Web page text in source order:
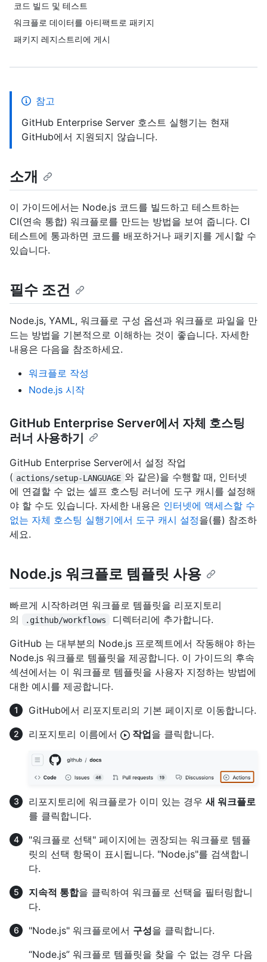
코드 빌드 및 테스트
워크플로 데이터를 아티팩트로 패키지
패키지 레지스트리에 게시
참고
GitHub Enterprise Server 호스트 실행기는 현재
GitHub에서 지원되지 않습니다.
소개
이 가이드에서는 Node.js 코드를 빌드하고 테스트하는
CI(연속 통합) 워크플로를 만드는 방법을 보여 줍니다. CI
테스트에 통과하면 코드를 배포하거나 패키지를 게시할 수
있습니다.
필수 조건
Node.js, YAML, 워크플로 구성 옵션과 워크플로 파일을 만
드는 방법을 기본적으로 이해하는 것이 좋습니다. 자세한
내용은 다음을 참조하세요.
워크플로 작성
Node.js 시작
GitHub Enterprise Server에서 자체 호스팅
러너 사용하기
GitHub Enterprise Server에서 설정 작업
( actions/setup-LANGUAGE 와 같은)을 수행할 때, 인터넷
에 연결할 수 없는 셀프 호스팅 러너에 도구 캐시를 설정해
야 할 수도 있습니다. 자세한 내용은 인터넷에 액세스할 수
없는 자체 호스팅 실행기에서 도구 캐시 설정을(를) 참조하
세요.
Node.js 워크플로 템플릿 사용
빠르게 시작하려면 워크플로 템플릿을 리포지토리
의
.github/workflows
디렉터리에 추가합니다.
GitHub 는 대부분의 Node.js 프로젝트에서 작동해야 하는
Node.js 워크플로 템플릿을 제공합니다. 이 가이드의 후속
섹션에서는 이 워크플로 템플릿을 사용자 지정하는 방법에
대한 예시를 제공합니다.
GitHub에서 리포지토리의 기본 페이지로 이동합니다.
리포지토리 이름에서
작업을 클릭합니다.
리포지토리에 워크플로가 이미 있는 경우 새 워크플로
를 클릭합니다.
"워크플로 선택" 페이지에는 권장되는 워크플로 템플
릿의 선택 항목이 표시됩니다. "Node.js"를 검색합니
다.
지속적 통합을 클릭하여 워크플로 선택을 필터링합니
다.
"Node.js" 워크플로에서 구성을 클릭합니다.
“Node.js” 워크플로 템플릿을 찾을 수 없는 경우 다음